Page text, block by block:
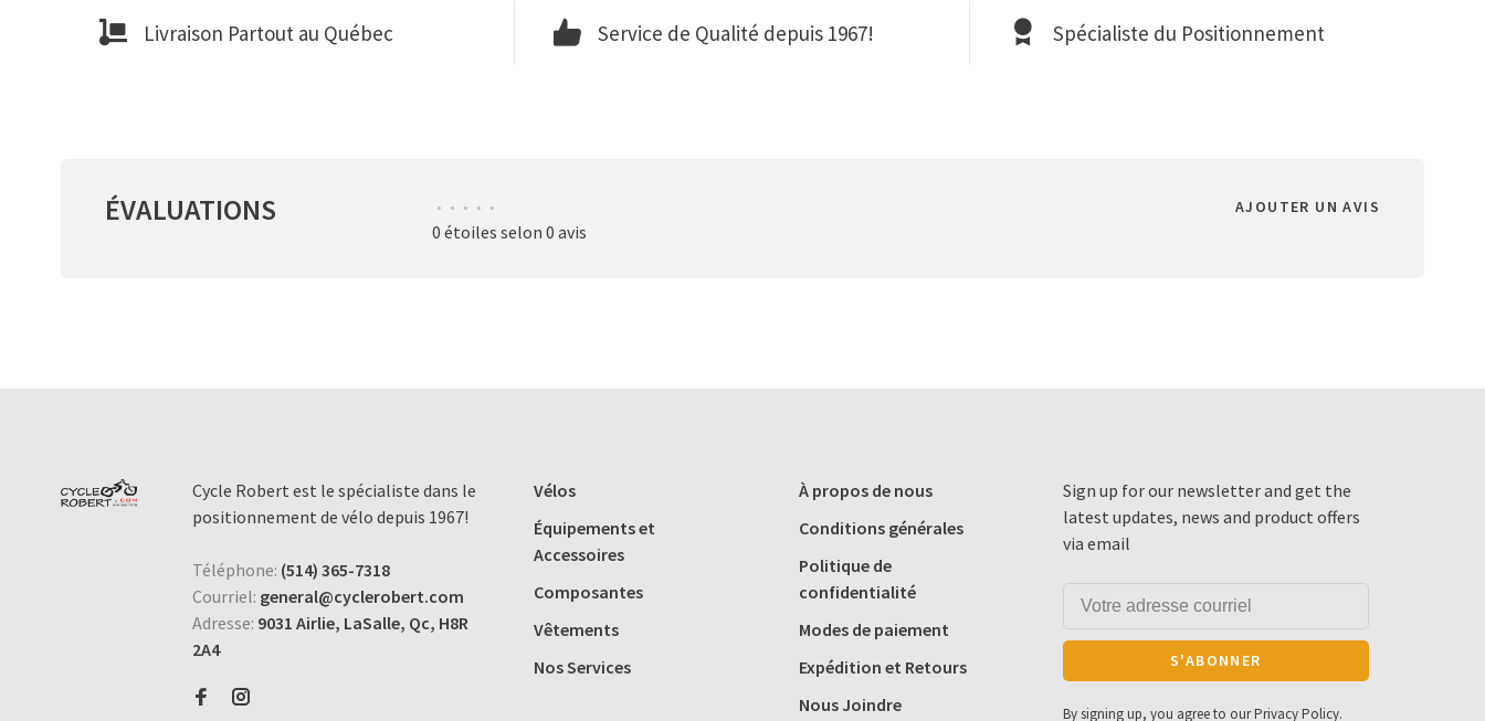
Livraison Partout au Québec Service de Qualité depuis 1967! Spécialiste du Positionnement
ÉVALUATIONS • • • • •
0 étoiles selon 0 avis
AJOUTER UN AVIS
Cycle Robert est le spécialiste dans le
positionnement de vélo depuis 1967!
Téléphone: (514) 365-7318
Courriel: general@cyclerobert.com
Adresse: 9031 Airlie, LaSalle, Qc, H8R
2A4
Vélos
Équipements et
Accessoires
Composantes
Vêtements
Nos Services
À propos de nous
Conditions générales
Politique de
confidentialité
Modes de paiement
Expédition et Retours
Nous Joindre
Sign up for our newsletter and get the
latest updates, news and product offers
via email
S'ABONNER
By signing up, you agree to our Privacy Policy.